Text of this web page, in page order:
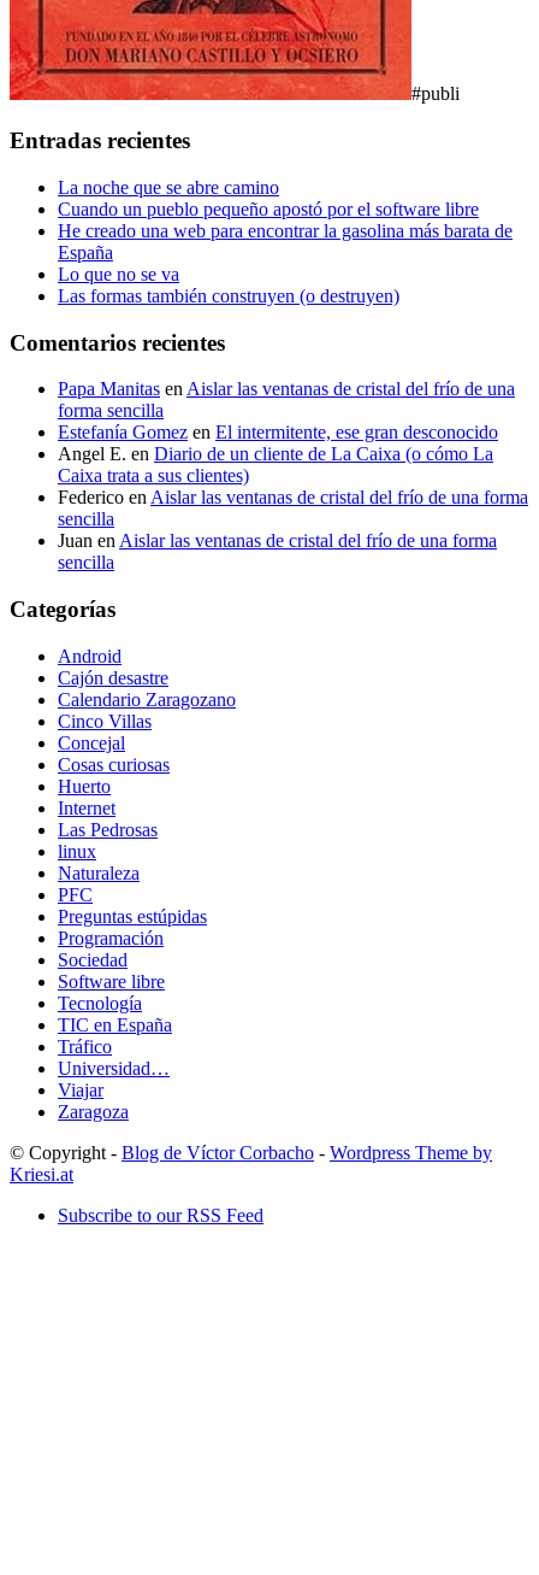
#publi
Entradas recientes
La noche que se abre camino
Cuando un pueblo pequeño apostó por el software libre
He creado una web para encontrar la gasolina más barata de
España
Lo que no se va
Las formas también construyen (o destruyen)
Comentarios recientes
Papa Manitas en Aislar las ventanas de cristal del frío de una
forma sencilla
Estefanía Gomez en El intermitente, ese gran desconocido
Angel E. en Diario de un cliente de La Caixa (o cómo La
Caixa trata a sus clientes)
Federico en Aislar las ventanas de cristal del frío de una forma
sencilla
Juan en Aislar las ventanas de cristal del frío de una forma
sencilla
Categorías
Android
Cajón desastre
Calendario Zaragozano
Cinco Villas
Concejal
Cosas curiosas
Huerto
Internet
Las Pedrosas
linux
Naturaleza
PFC
Preguntas estúpidas
Programación
Sociedad
Software libre
Tecnología
TIC en España
Tráfico
Universidad…
Viajar
Zaragoza
© Copyright - Blog de Víctor Corbacho - Wordpress Theme by
Kriesi.at
Subscribe to our RSS Feed